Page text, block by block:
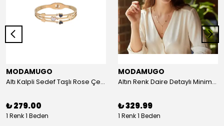
MODAMUGO
Altı Kalpli Sedef Taşlı Rose Çelik Kelepçe Bileklik
₺ 279.00
1 Renk 1 Beden
MODAMUGO
Altın Renk Daire Detaylı Minimal Y Çelik Kolye
₺ 329.99
1 Renk 1 Beden